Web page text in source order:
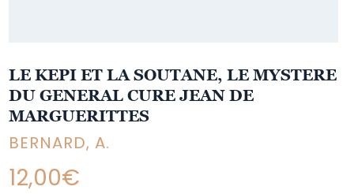
LE KEPI ET LA SOUTANE, LE MYSTERE
DU GENERAL CURE JEAN DE
MARGUERITTES
BERNARD, A.
12,00€